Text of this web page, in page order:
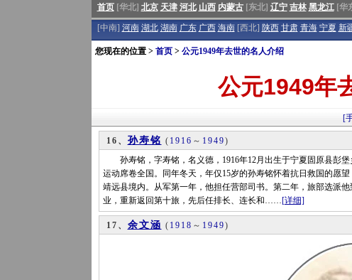
首页[华北] 北京 天津 河北 山西 内蒙古[东北] 辽宁 吉林 黑龙江[华
[中南] 河南 湖北 湖南 广东 广西 海南[西北] 陕西 甘肃 青海 宁夏 新
您现在的位置 > 首页> 公元1949年去世的名人介绍
公元1949年
[
16、 孙寿铭 ( 1916 ～ 1949)
孙寿铭，字寿铭，名义德，1916年12月出生于宁夏固原县彭堡
运动席卷全国。同年冬天，年仅15岁的孙寿铭怀着抗日救国的愿
靖远县境内。从军第一年，他担任营部司书。第二年，旅部选派
业，重新返回第十旅，先后任排长、连长和……[详细]
17、 余文涵 ( 1918 ～ 1949)